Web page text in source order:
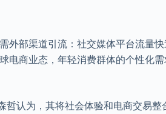
外部渠道引流：社交媒体平台流量快
电商业态，年轻消费群体的个性化
认为，其将社会体验和电商交易整